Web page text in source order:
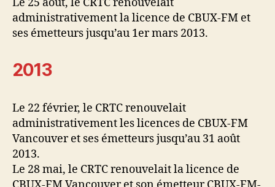
administrativement la licence de CBUX-FM et
ses émetteurs jusqu’au 1er mars 2013.
2013
Le 22 février, le CRTC renouvelait
administrativement les licences de CBUX-FM
Vancouver et ses émetteurs jusqu’au 31 août
2013.
Le 28 mai, le CRTC renouvelait la licence de